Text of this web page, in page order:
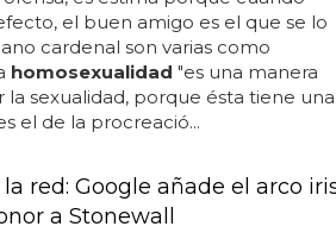
último single de lady gaga... este
porque participó en 'operación
un joven sin ningún problema...
dice que la
enfermedad
habla de lahomosexualidady
vital... el numerito continuaba